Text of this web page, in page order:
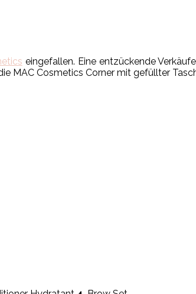
eingefallen. Eine entzückende
MAC Cosmetics Corner mit gefüllter